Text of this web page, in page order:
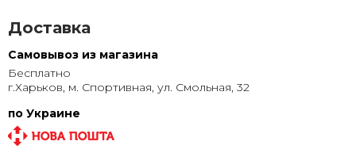
Доставка
Самовывоз из магазина
Бесплатно
г.Харьков, м. Спортивная, ул. Смольная, 32
по Украине